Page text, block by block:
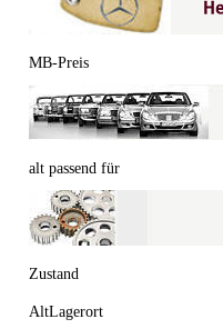
MB-Preis
alt passend für
Zustand
AltLagerort